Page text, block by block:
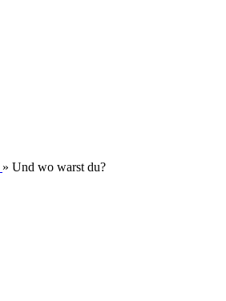
» Und wo warst du?